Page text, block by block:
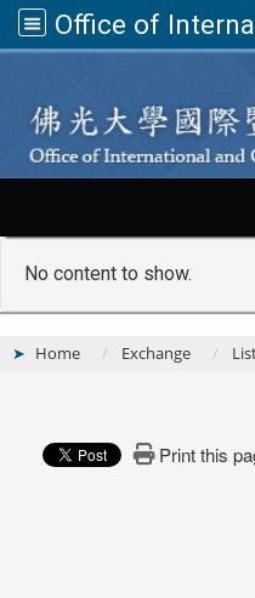
No content to show.
Home Exchange
Print this